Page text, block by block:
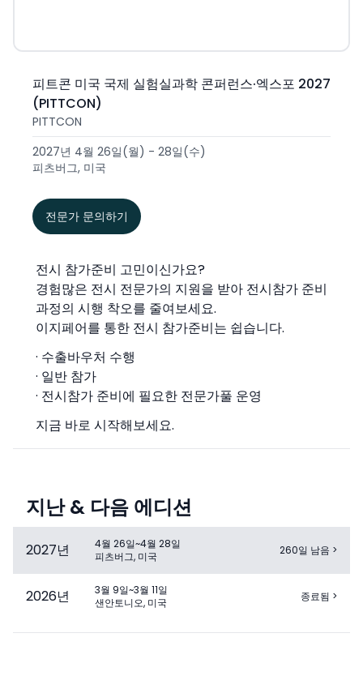
피트콘 미국 국제 실험실과학 콘퍼런스·엑스포 2027
(PITTCON)
PITTCON
2027년 4월 26일(월) - 28일(수)
피츠버그, 미국
전문가 문의하기
전시 참가준비 고민이신가요?
경험많은 전시 전문가의 지원을 받아 전시참가 준비
과정의 시행 착오를 줄여보세요.
이지페어를 통한 전시 참가준비는 쉽습니다.
· 수출바우처 수행
· 일반 참가
· 전시참가 준비에 필요한 전문가풀 운영
지금 바로 시작해보세요.
지난 & 다음 에디션
2027년
4월 26일~4월 28일
피츠버그, 미국
260일 남음 >
2026년
3월 9일~3월 11일
샌안토니오, 미국
종료됨 >